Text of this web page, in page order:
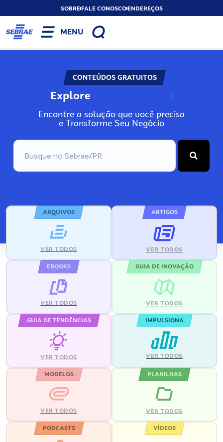
SOBREFALE CONOSCOENDEREÇOS
MENU
CONTEÚDOS GRATUITOS
Explore N
Encontre a solução que você precisa
e Transforme Seu Negócio
ARQUIVOS
VER TODOS
ARTIGOS
VER TODOS
EBOOKS
VER TODOS
GUIA DE INOVAÇÃO
VER TODOS
GUIA DE TENDÊNCIAS
VER TODOS
IMPULSIONA
VER TODOS
MODELOS
VER TODOS
PLANILHAS
VER TODOS
PODCASTS VÍDEOS